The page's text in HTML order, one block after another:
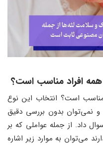
افراد مناسب است؟
است؟ انتخاب این نوع
و نمی‌توان بدون بررسی دقیق
داد. از جمله عواملی که بر
می‌توان به موارد زیر اشاره